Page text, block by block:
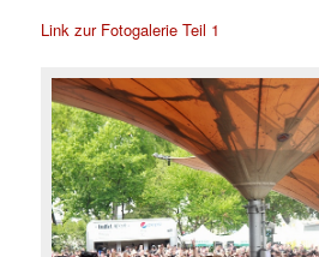
Link zur Fotogalerie Teil 1